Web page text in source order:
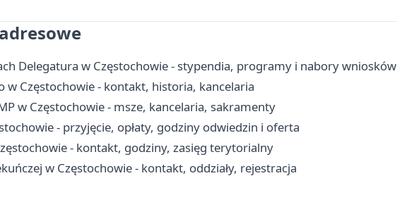
Delegatura w Częstochowie - stypendia, programy i nabory wniosków
w Częstochowie - kontakt, historia, kancelaria
w Częstochowie - msze, kancelaria, sakramenty
- przyjęcie, opłaty, godziny odwiedzin i oferta
- kontakt, godziny, zasięg terytorialny
w Częstochowie - kontakt, oddziały, rejestracja